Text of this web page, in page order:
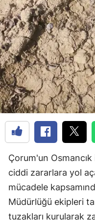
Çorum'un
ciddi zararlara yol
mücadele
Müdürlüğü ekipleri
tuzakları kurularak